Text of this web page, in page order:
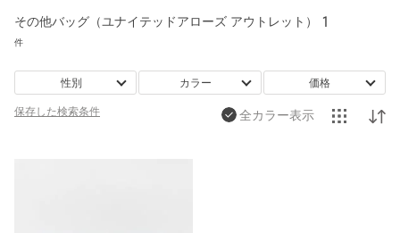
その他バッグ（ユナイテッドアローズ アウトレット） 1
件
性別 カラー 価格
保存した検索条件 全カラー表示